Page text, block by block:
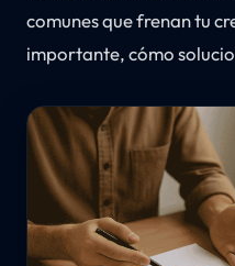
comunes que frenan tu
importante, cómo